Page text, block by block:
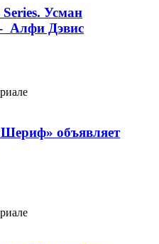
Усман
Алфи Дэвис
объявляет